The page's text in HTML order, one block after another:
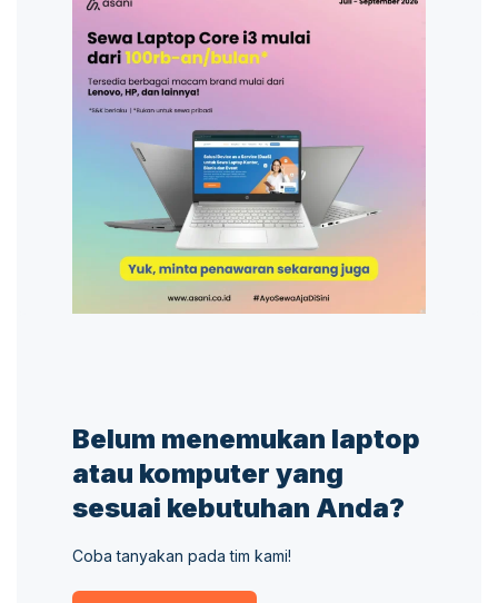
Belum menemukan laptop
atau komputer yang
sesuai kebutuhan Anda?
Coba tanyakan pada tim kami!